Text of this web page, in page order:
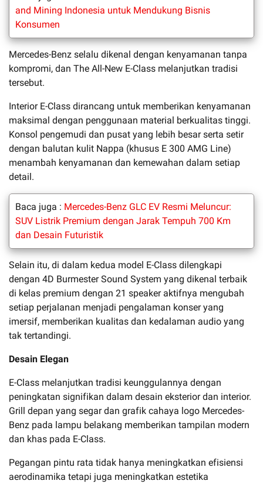
and Mining Indonesia untuk Mendukung Bisnis
Konsumen
Mercedes-Benz selalu dikenal dengan kenyamanan tanpa
kompromi, dan The All-New E-Class melanjutkan tradisi
tersebut.
Interior E-Class dirancang untuk memberikan kenyamanan
maksimal dengan penggunaan material berkualitas tinggi.
Konsol pengemudi dan pusat yang lebih besar serta setir
dengan balutan kulit Nappa (khusus E 300 AMG Line)
menambah kenyamanan dan kemewahan dalam setiap
detail.
Baca juga : Mercedes-Benz GLC EV Resmi Meluncur:
SUV Listrik Premium dengan Jarak Tempuh 700 Km
dan Desain Futuristik
Selain itu, di dalam kedua model E-Class dilengkapi
dengan 4D Burmester Sound System yang dikenal terbaik
di kelas premium dengan 21 speaker aktifnya mengubah
setiap perjalanan menjadi pengalaman konser yang
imersif, memberikan kualitas dan kedalaman audio yang
tak tertandingi.
Desain Elegan
E-Class melanjutkan tradisi keunggulannya dengan
peningkatan signifikan dalam desain eksterior dan interior.
Grill depan yang segar dan grafik cahaya logo Mercedes-
Benz pada lampu belakang memberikan tampilan modern
dan khas pada E-Class.
Pegangan pintu rata tidak hanya meningkatkan efisiensi
aerodinamika tetapi juga meningkatkan estetika